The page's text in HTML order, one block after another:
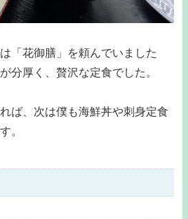
「花御膳」を頼んでいました
分厚く、贅沢な定食でした。
ば、次は僕も海鮮丼や刺身定食
。